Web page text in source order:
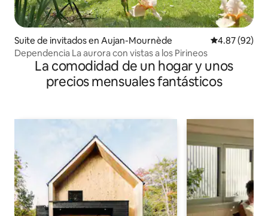
Suite de invitados en Aujan-Mournède Calificación
4.87 (92)
Dependencia La aurora con vistas a los Pirineos
La comodidad de un hogar y unos
precios mensuales fantásticos